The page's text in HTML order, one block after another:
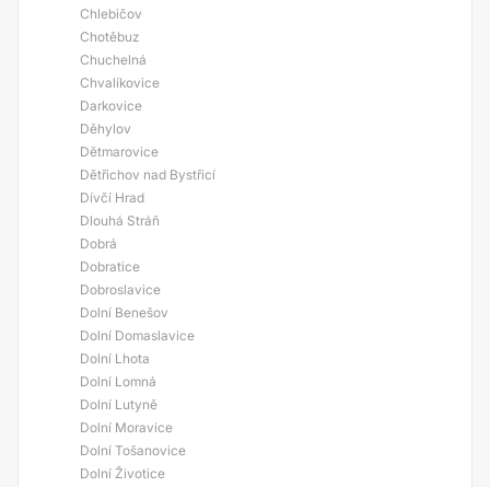
Chlebičov
Chotěbuz
Chuchelná
Chvalíkovice
Darkovice
Děhylov
Dětmarovice
Dětřichov nad Bystřicí
Dívčí Hrad
Dlouhá Stráň
Dobrá
Dobratice
Dobroslavice
Dolní Benešov
Dolní Domaslavice
Dolní Lhota
Dolní Lomná
Dolní Lutyně
Dolní Moravice
Dolní Tošanovice
Dolní Životice